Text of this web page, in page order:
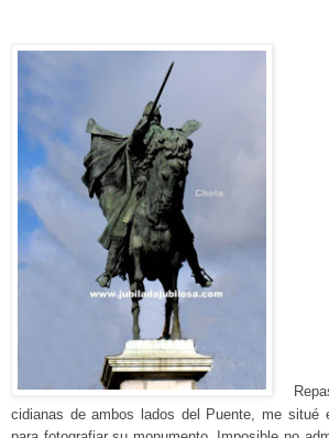
cidianas de ambos lados del Puente, me situé